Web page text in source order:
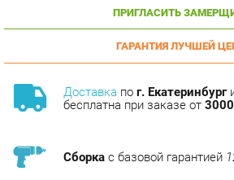
ГАРАНТИЯ ЛУЧШЕЙ
пог. Екатеринбурги
бесплатна при заказе от30000
с базовой гарантией
Подъём на этаж -200 р.Без